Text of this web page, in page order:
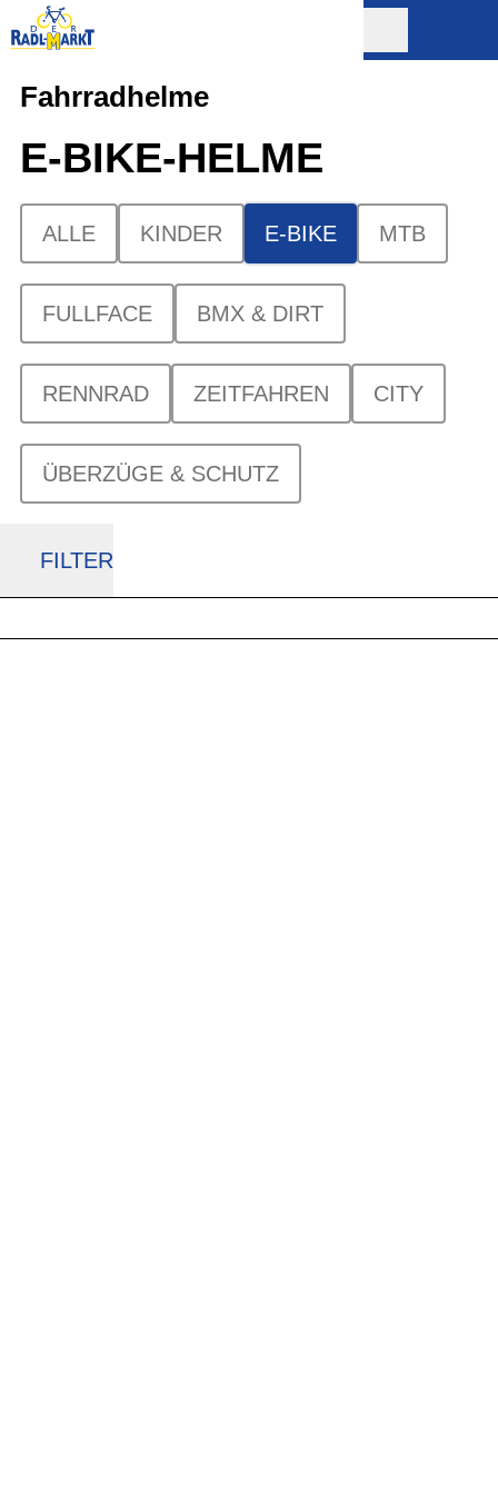
Fahrradhelme
E-BIKE-HELME
ALLE KINDER E-BIKE MTB
FULLFACE BMX & DIRT
RENNRAD ZEITFAHREN CITY
ÜBERZÜGE & SCHUTZ
FILTER